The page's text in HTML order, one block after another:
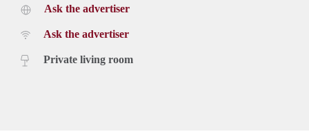
Ask the advertiser
Ask the advertiser
Private living room